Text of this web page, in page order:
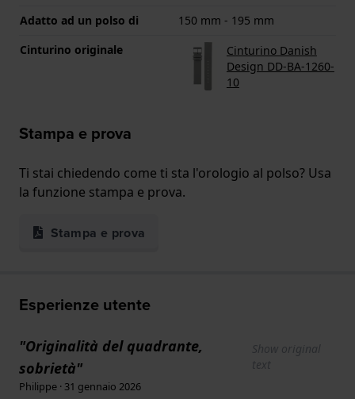
Adatto ad un polso di
150 mm - 195 mm
Cinturino originale
Cinturino Danish
Design DD-BA-1260-
10
Stampa e prova
Ti stai chiedendo come ti sta l'orologio al polso? Usa
la funzione stampa e prova.
Stampa e prova
Esperienze utente
"Originalità del quadrante,
sobrietà"
Show original
text
Philippe · 31 gennaio 2026